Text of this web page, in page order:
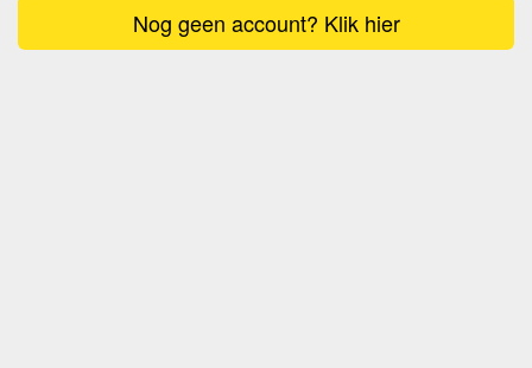
Nog geen account? Klik hier